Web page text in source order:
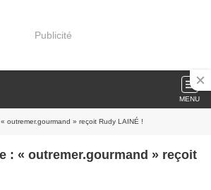
Publicité
MENU
outremer.gourmand » reçoit Rudy LAINÉ !
: « outremer.gourmand » reçoit